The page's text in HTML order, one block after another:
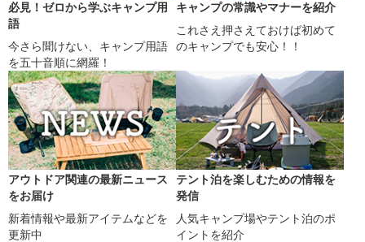
必見！ゼロから学ぶキャンプ用
語
今さら聞けない、キャンプ用語
を五十音順に網羅！
キャンプの常識やマナーを紹介
これさえ押さえておけば初めて
のキャンプでも安心！！
アウトドア関連の最新ニュース
をお届け
新着情報や最新アイテムなどを
更新中
テント泊を楽しむための情報を
発信
人気キャンプ場やテント泊のポ
イントを紹介